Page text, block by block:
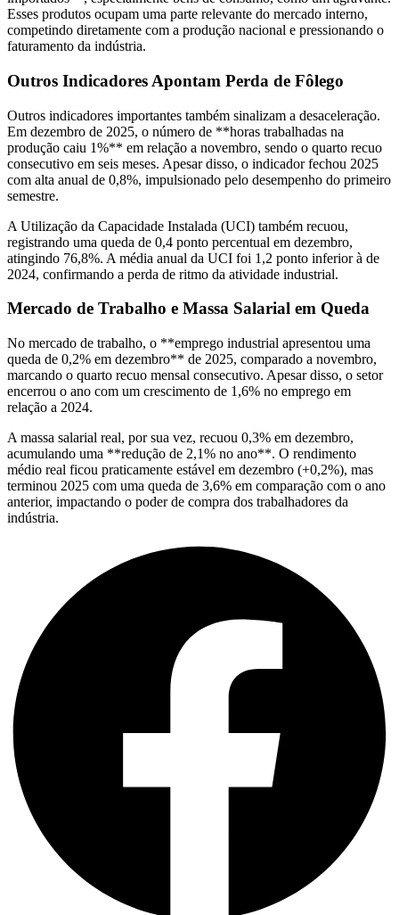
Esses produtos ocupam uma parte relevante do mercado interno,
competindo diretamente com a produção nacional e pressionando o
faturamento da indústria.
Outros Indicadores Apontam Perda de Fôlego
Outros indicadores importantes também sinalizam a desaceleração.
Em dezembro de 2025, o número de **horas trabalhadas na
produção caiu 1%** em relação a novembro, sendo o quarto recuo
consecutivo em seis meses. Apesar disso, o indicador fechou 2025
com alta anual de 0,8%, impulsionado pelo desempenho do primeiro
semestre.
A Utilização da Capacidade Instalada (UCI) também recuou,
registrando uma queda de 0,4 ponto percentual em dezembro,
atingindo 76,8%. A média anual da UCI foi 1,2 ponto inferior à de
2024, confirmando a perda de ritmo da atividade industrial.
Mercado de Trabalho e Massa Salarial em Queda
No mercado de trabalho, o **emprego industrial apresentou uma
queda de 0,2% em dezembro** de 2025, comparado a novembro,
marcando o quarto recuo mensal consecutivo. Apesar disso, o setor
encerrou o ano com um crescimento de 1,6% no emprego em
relação a 2024.
A massa salarial real, por sua vez, recuou 0,3% em dezembro,
acumulando uma **redução de 2,1% no ano**. O rendimento
médio real ficou praticamente estável em dezembro (+0,2%), mas
terminou 2025 com uma queda de 3,6% em comparação com o ano
anterior, impactando o poder de compra dos trabalhadores da
indústria.